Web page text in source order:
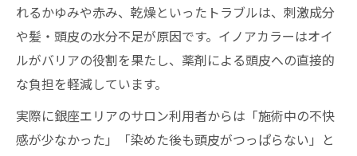
れるかゆみや赤み、乾燥といったトラブルは、刺激成分
や髪・頭皮の水分不足が原因です。イノアカラーはオイ
ルがバリアの役割を果たし、薬剤による頭皮への直接的
な負担を軽減しています。
実際に銀座エリアのサロン利用者からは「施術中の不快
感が少なかった」「染めた後も頭皮がつっぱらない」と